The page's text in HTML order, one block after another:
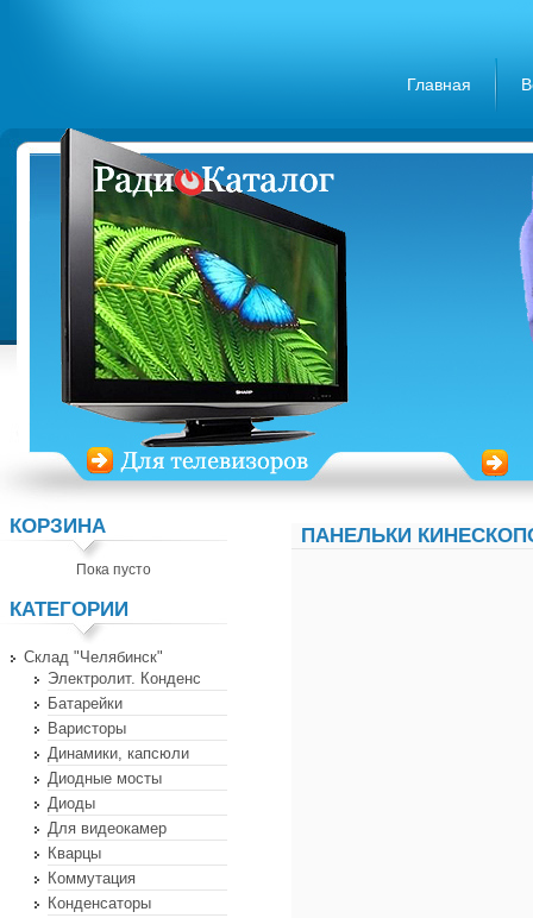
Главная
КОРЗИНА
Пока пусто
КАТЕГОРИИ
Склад "Челябинск"
Электролит. Конденс
Батарейки
Варисторы
Динамики, капсюли
Диодные мосты
Диоды
Для видеокамер
Кварцы
Коммутация
Конденсаторы
ПАНЕЛЬКИ